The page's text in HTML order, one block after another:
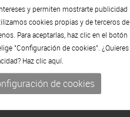
y permiten mostrarte publicidad
cookies propias y de terceros de
Para aceptarlas, haz clic en el botón
"Configuración de cookies". ¿Quieres
Haz clicaquí.
de cookies